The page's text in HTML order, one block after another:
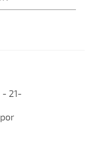
- 21-